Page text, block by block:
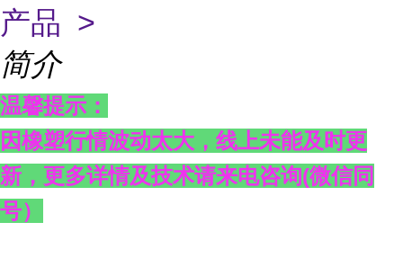
产品 >
简介
温馨提示：
因橡塑行情波动太大，线上未能及时更
新，更多详情及技术请来电咨询(微信同
号）